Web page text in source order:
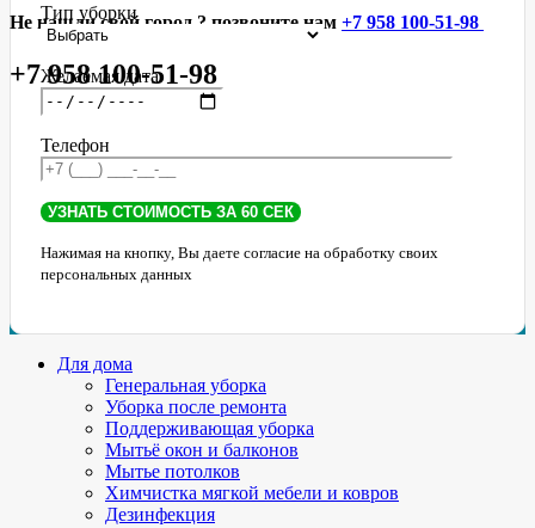
Не нашли свой город ? позвоните нам +7 958 100-51-98
+7 958 100-51-98
Тип уборки
Желаемая дата
Телефон
Нажимая на кнопку, Вы даете согласие на обработку своих
персональных данных
Для дома
Генеральная уборка
Уборка после ремонта
Поддерживающая уборка
Мытьё окон и балконов
Мытье потолков
Химчистка мягкой мебели и ковров
Дезинфекция